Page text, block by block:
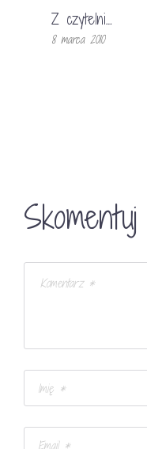
Z czytelni…
8 marca 2010
Skomentuj